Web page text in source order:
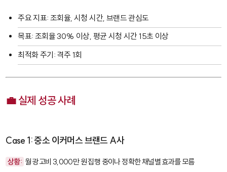
주요 지표: 조회율, 시청 시간, 브랜드 관심도
목표: 조회율 30% 이상, 평균 시청 시간 15초 이상
최적화 주기: 격주 1회
💼 실제 성공 사례
Case 1: 중소 이커머스 브랜드 A사
상황: 월 광고비 3,000만 원 집행 중이나 정확한 채널별 효과를 모름